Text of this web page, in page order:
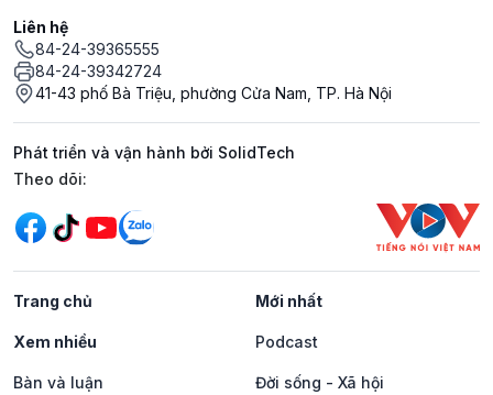
Liên hệ
84-24-39365555
84-24-39342724
41-43 phố Bà Triệu, phường Cửa Nam, TP. Hà Nội
Phát triển và vận hành bởi SolidTech
Mạng xã hội
Theo dõi:
Trang chủ Mới nhất
Xem nhiều Podcast
Bàn và luận Đời sống - Xã hội